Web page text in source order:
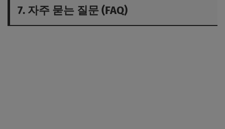
7. 자주 묻는 질문 (FAQ)